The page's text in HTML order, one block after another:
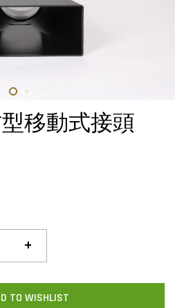
移動式接頭
+
TO WISHLIST